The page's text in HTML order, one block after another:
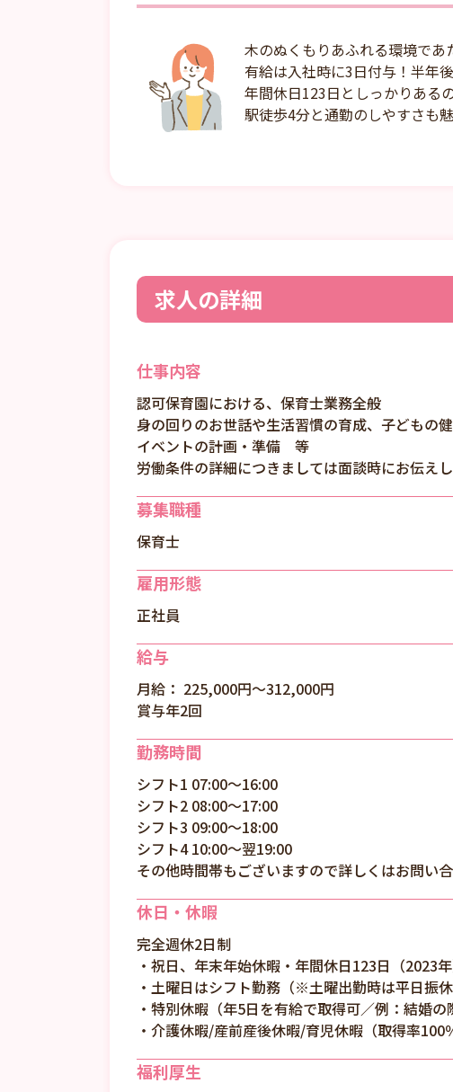
木のぬくもりあふれる環境で
有給は入社時に3日付与！半年
年間休日123日としっかりある
駅徒歩4分と通勤のしやすさも
求人の詳細
仕事内容
認可保育園における、保育士業務全般
身の回りのお世話や生活習慣の育成、子どもの
イベントの計画・準備 等
労働条件の詳細につきましては面談時にお伝えし
募集職種
保育士
雇用形態
正社員
給与
月給： 225,000円〜312,000円
賞与年2回
勤務時間
シフト1 07:00～16:00
シフト2 08:00～17:00
シフト3 09:00～18:00
シフト4 10:00～翌19:00
その他時間帯もございますので詳しくはお問い合
休日・休暇
完全週休2日制
・祝日、年末年始休暇・年間休日123日（2023年
・土曜日はシフト勤務（※土曜出勤時は平日振休
・特別休暇（年5日を有給で取得可／例：結婚の
・介護休暇/産前産後休暇/育児休暇（取得率100
福利厚生